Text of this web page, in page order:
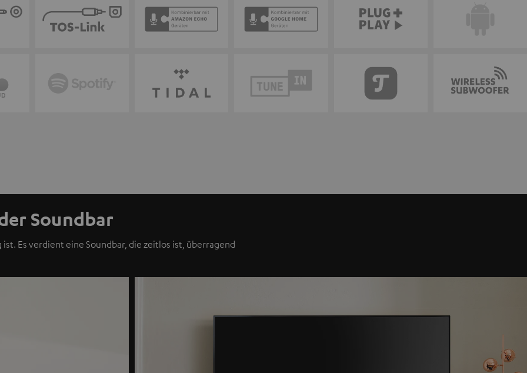
Soundbar
Es verdient eine Soundbar, die zeitlos ist, überragend